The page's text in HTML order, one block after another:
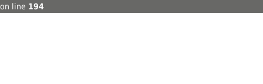
on line 194